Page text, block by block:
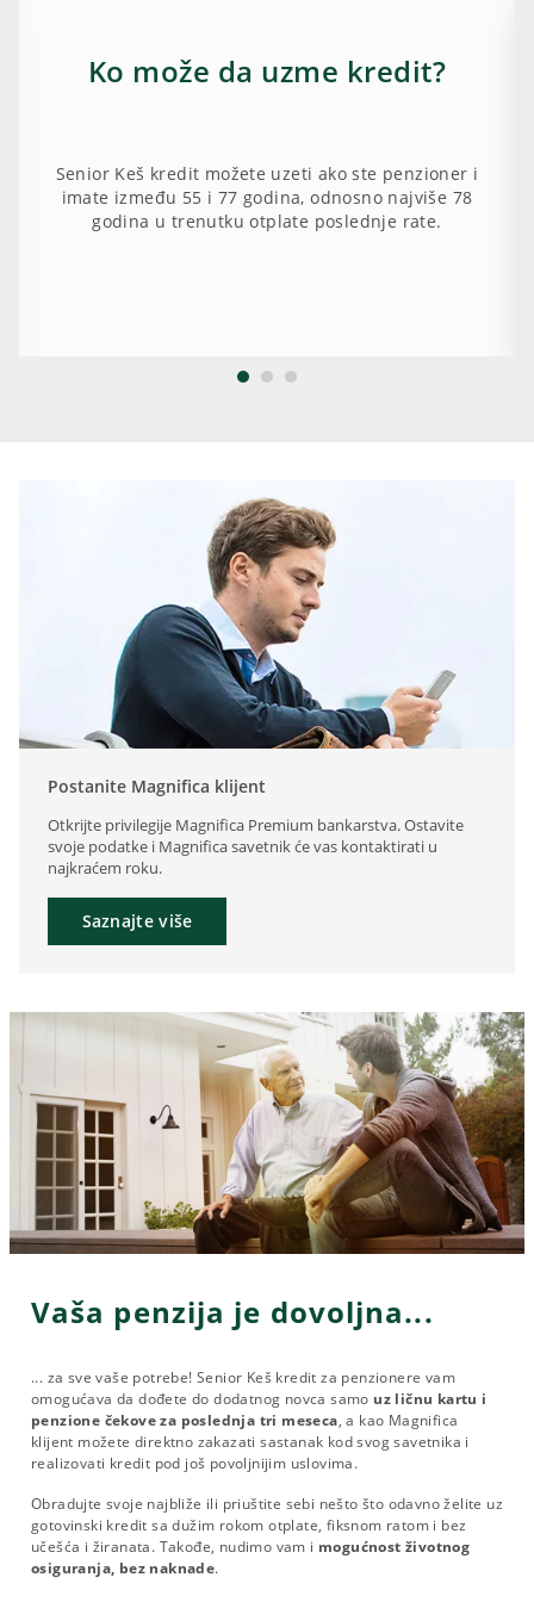
Ko može da uzme kredit?
Senior Keš kredit možete uzeti ako ste penzioner i
imate između 55 i 77 godina, odnosno najviše 78
godina u trenutku otplate poslednje rate.
Postanite Magnifica klijent
Otkrijte privilegije Magnifica Premium bankarstva. Ostavite
svoje podatke i Magnifica savetnik će vas kontaktirati u
najkraćem roku.
Saznajte više
Vaša penzija je dovoljna...
... za sve vaše potrebe! Senior Keš kredit za penzionere vam
omogućava da dođete do dodatnog novca samo uz ličnu kartu i
penzione čekove za poslednja tri meseca, a kao Magnifica
klijent možete direktno zakazati sastanak kod svog savetnika i
realizovati kredit pod još povoljnijim uslovima.
Obradujte svoje najbliže ili priuštite sebi nešto što odavno želite uz
gotovinski kredit sa dužim rokom otplate, fiksnom ratom i bez
učešća i žiranata. Takođe, nudimo vam i mogućnost životnog
osiguranja, bez naknade.